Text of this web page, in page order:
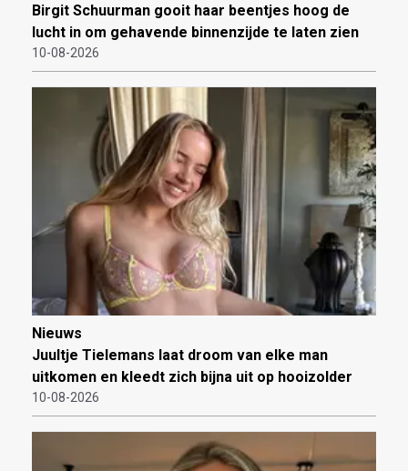
Birgit Schuurman gooit haar beentjes hoog de
lucht in om gehavende binnenzijde te laten zien
10-08-2026
Nieuws
Juultje Tielemans laat droom van elke man
uitkomen en kleedt zich bijna uit op hooizolder
10-08-2026